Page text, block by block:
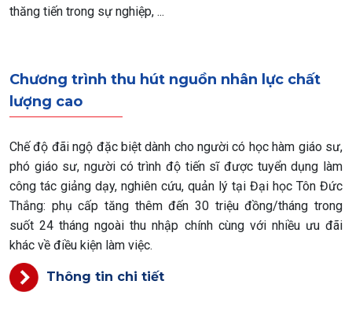
thăng tiến trong sự nghiệp, ...
Chương trình thu hút nguồn nhân lực chất
lượng cao
Chế độ đãi ngộ đặc biệt dành cho người có học hàm giáo sư,
phó giáo sư, người có trình độ tiến sĩ được tuyển dụng làm
công tác giảng dạy, nghiên cứu, quản lý tại Đại học Tôn Đức
Thắng: phụ cấp tăng thêm đến 30 triệu đồng/tháng trong
suốt 24 tháng ngoài thu nhập chính cùng với nhiều ưu đãi
khác về điều kiện làm việc.
Thông tin chi tiết